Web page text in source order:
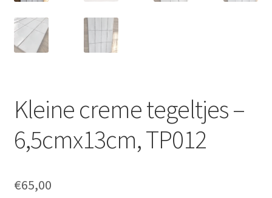
Kleine creme tegeltjes –
6,5cmx13cm, TP012
€65,00